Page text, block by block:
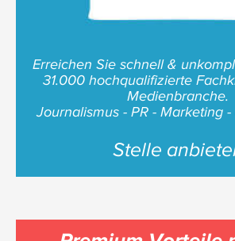
Erreichen Sie schnell &
31.000 hochqualifizierte
Medienbranche.
Journalismus - PR - Marketing
Stelle